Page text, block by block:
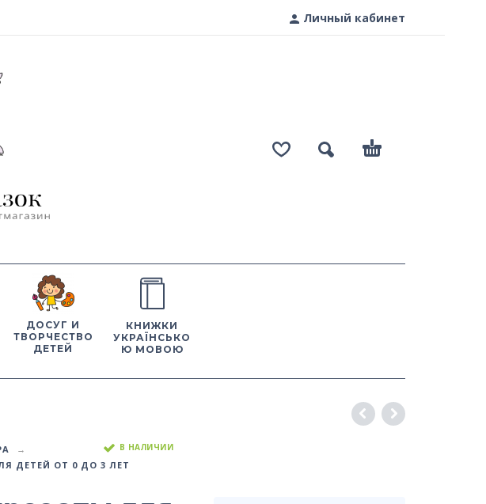
Личный кабинет
ДОСУГ И
ТВОРЧЕСТВО
ДЕТЕЙ
КНИЖКИ
УКРАЇНСЬКО
Ю МОВОЮ
ДЕТЕЙ ОТ 0 ДО 3 ЛЕТ
В НАЛИЧИИ